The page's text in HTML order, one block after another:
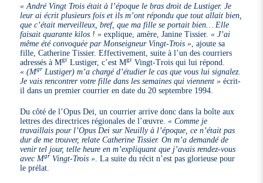
« André Vingt Trois était à l’époque le bras droit de Lustiger. Je
leur ai écrit plusieurs fois et ils m’ont répondu que tout allait bien,
que c’était merveilleux, bref, que ma fille se portait bien… Elle
faisait quarante kilos ! » explique, amère, Janine Tissier.« J’ai
même été convoquée par Monseigneur Vingt-Trois » , ajoute sa
fille, Catherine Tissier. Effectivement, suite à l’un des courriers
adressés à Mgr Lustiger, c’est Mgr Vingt-Trois qui lui répond.
« (MgrLustiger) m’a chargé d’étudier le cas que vous lui signalez.
Je vais rencontrer votre fille dans les semaines qui viennent » écrit-
il dans un premier courrier en date du 20 septembre 1994.
Du côté de l’Opus Dei, un courrier arrive donc dans la boîte aux
lettres des directrices régionales de l’œuvre.« Comme je
travaillais pour l’Opus Dei sur Neuilly à l’époque, ce n’était pas
dur de me trouver, relate Catherine Tissier. On m’a demandé de
venir tel jour, telle heure en m’expliquant que j’avais rendez-vous
avec MgrVingt-Trois » . La suite du récit n’est pas glorieuse pour
le prélat.